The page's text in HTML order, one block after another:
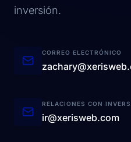
inversión.
CORREO ELECTRÓNICO
RELACIONES CON
ir@xerisweb.com